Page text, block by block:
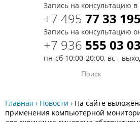
Запись на консультацию в
+7 495 77 33 195
Запись на консультацию
+7 936 555 03 03
пн-сб 10:00-20:00, вс -
Главная › Новости › На сайте
применения компьютерной